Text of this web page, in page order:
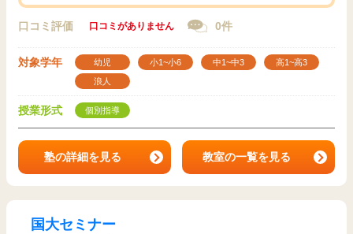
口コミ評価 口コミがありません 0件
対象学年 幼児 小1~小6 中1~中3
高1~高3
浪人
授業形式 個別指導
塾の詳細を見る 教室の一覧を見る
国大セミナー